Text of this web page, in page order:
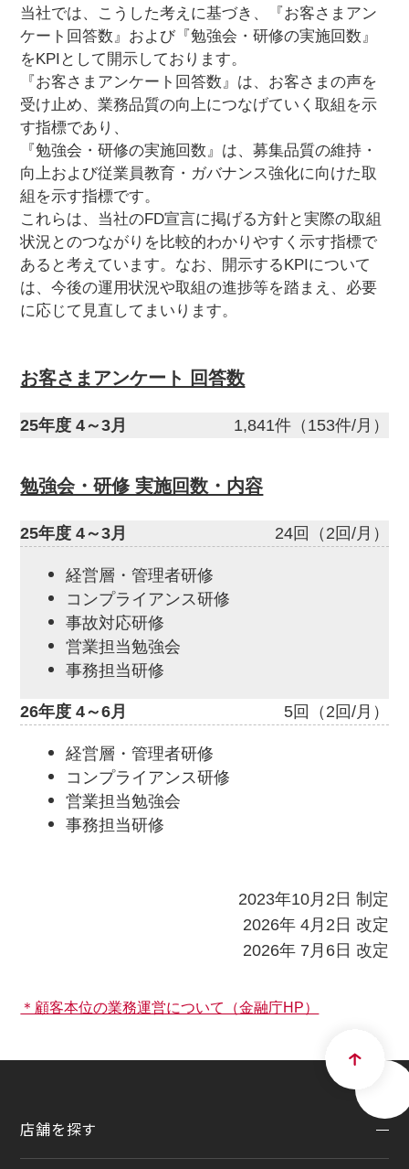
当社では、こうした考えに基づき、『お客さまアン
ケート回答数』および『勉強会・研修の実施回数』
をKPIとして開示しております。
『お客さまアンケート回答数』は、お客さまの声を
受け止め、業務品質の向上につなげていく取組を示
す指標であり、
『勉強会・研修の実施回数』は、募集品質の維持・
向上および従業員教育・ガバナンス強化に向けた取
組を示す指標です。
これらは、当社のFD宣言に掲げる方針と実際の取組
状況とのつながりを比較的わかりやすく示す指標で
あると考えています。なお、開示するKPIについて
は、今後の運用状況や取組の進捗等を踏まえ、必要
に応じて見直してまいります。
お客さまアンケート 回答数
25年度 4～3月 1,841件（153件/月）
勉強会・研修 実施回数・内容
25年度 4～3月 24回（2回/月）
経営層・管理者研修
コンプライアンス研修
事故対応研修
営業担当勉強会
事務担当研修
26年度 4～6月 5回（2回/月）
経営層・管理者研修
コンプライアンス研修
営業担当勉強会
事務担当研修
2023年10月2日 制定
2026年 4月2日 改定
2026年 7月6日 改定
＊顧客本位の業務運営について（金融庁HP）
店舗を探す